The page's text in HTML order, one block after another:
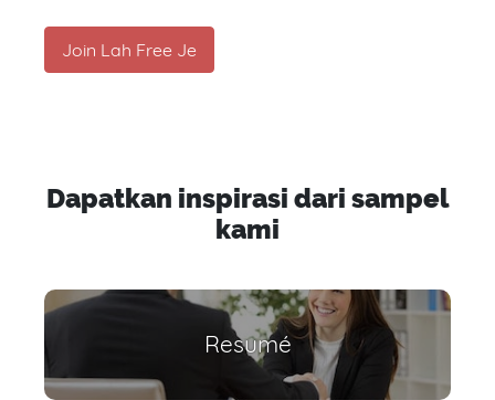
Join Lah Free Je
Dapatkan inspirasi dari sampel
kami
Resumé